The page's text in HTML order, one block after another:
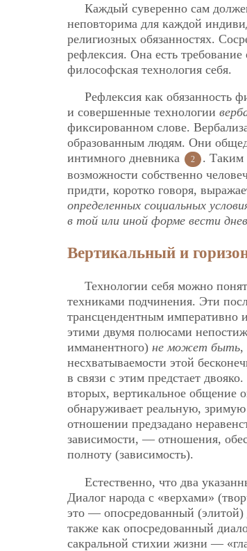
Каждый суверенно сам
неповторима для каждой
религиозных обязанностях.
рефлексия. Она есть
философская технология себя.
Рефлексия как обязанность
и совершенные технологии
фиксированном слове.
образованным людям. Они
интимного дневника
2
. Таким
возможности собственно
придти, коротко говоря,
определенных социальных
в той или иной форме вести
Вертикальный и
Технологии себя можно
техниками подчинения. Эти
трансцендентным императивно
этими двумя полюсами
имманентного) не может быть,
несхватываемости этой
в связи с этим предстает
вторых, вертикальное общение
обнаруживает реальную,
отношении предзадано
зависимости, — отношения,
полноту (зависимость).
Естественно, что два
Диалог народа с «верхами»
это — опосредованный (элитой)
также как опосредованный
сакральной стихии жизни —